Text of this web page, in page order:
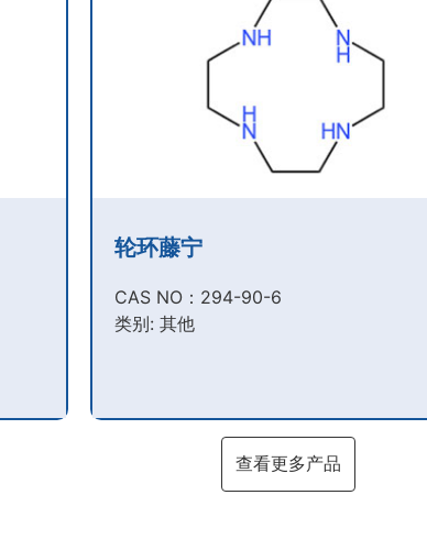
轮环藤宁
CAS NO：294-90-6​
类别: 其他
查看更多产品